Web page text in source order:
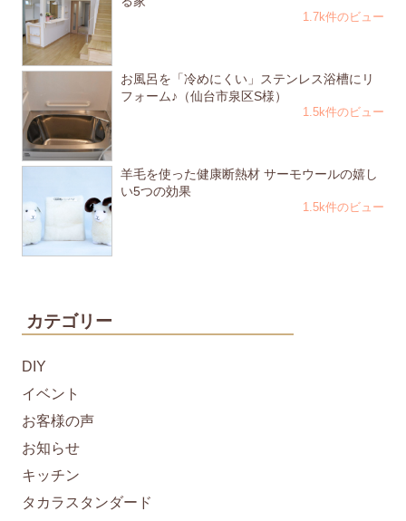
1.7k件のビュー
お風呂を「冷めにくい」ステンレス浴槽にリ
フォーム♪（仙台市泉区S様）
1.5k件のビュー
羊毛を使った健康断熱材 サーモウールの嬉し
い5つの効果
1.5k件のビュー
カテゴリー
DIY
イベント
お客様の声
お知らせ
キッチン
タカラスタンダード